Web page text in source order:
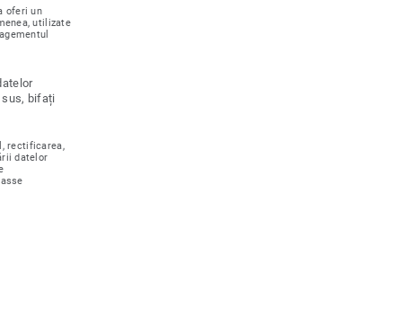
oferi un
utilizate
sus, bifați
rectificarea,
datelor